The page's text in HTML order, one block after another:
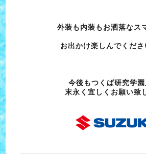
外装も内装もお洒落なス
お出かけ楽しんでくださ
今後もつくば研究学
末永く宜しくお願い致